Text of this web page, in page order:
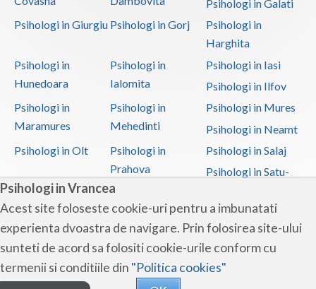
Psihologi in Vrancea
Acest site foloseste cookie-uri pentru a imbunatati
experienta dvoastra de navigare. Prin folosirea site-ului
sunteti de acord sa folositi cookie-urile conform cu
termenii si conditiile din "Politica cookies"
Psihologi in Galati
Psihologi in Giurgiu Psihologi in Gorj
Psihologi in
Harghita
Psihologi in
Hunedoara
Psihologi in
Ialomita
Psihologi in Iasi
Psihologi in Ilfov
Psihologi in
Maramures
Psihologi in
Mehedinti
Psihologi in Mures
Psihologi in Neamt
Psihologi in Olt
Psihologi in
Prahova
Psihologi in Salaj
Psihologi in Satu-
Psihologi in Sibiu
Psihologi in
Suceava
Psihologi in
Teleorman
Psihologi in Timis
Psihologi in Tulcea Psihologi in Valcea
Psihologi in Vaslui
Psihologi in